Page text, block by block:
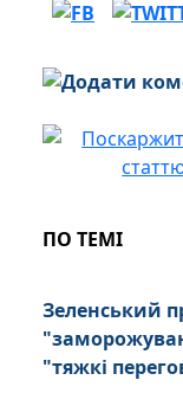
ПО ТЕМІ
Зеленський
"тяжкі